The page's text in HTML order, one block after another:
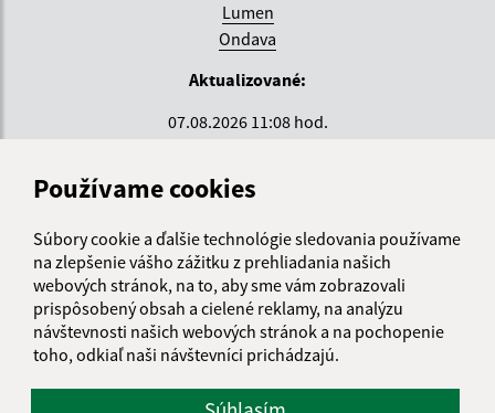
Používame cookies
Súbory cookie a ďalšie technológie sledovania používame
na zlepšenie vášho zážitku z prehliadania našich
webových stránok, na to, aby sme vám zobrazovali
prispôsobený obsah a cielené reklamy, na analýzu
návštevnosti našich webových stránok a na pochopenie
toho, odkiaľ naši návštevníci prichádzajú.
Lumen
Ondava
Aktualizované:
07.08.2026 11:08 hod.
Správca obsahu je Krajské centrum sociálnych služieb
ZEMPLÍN.
Vytvorené v súlade sJednotným dizajn manuálom
elektronických služieb.
Zriaďovateľ organizácie: